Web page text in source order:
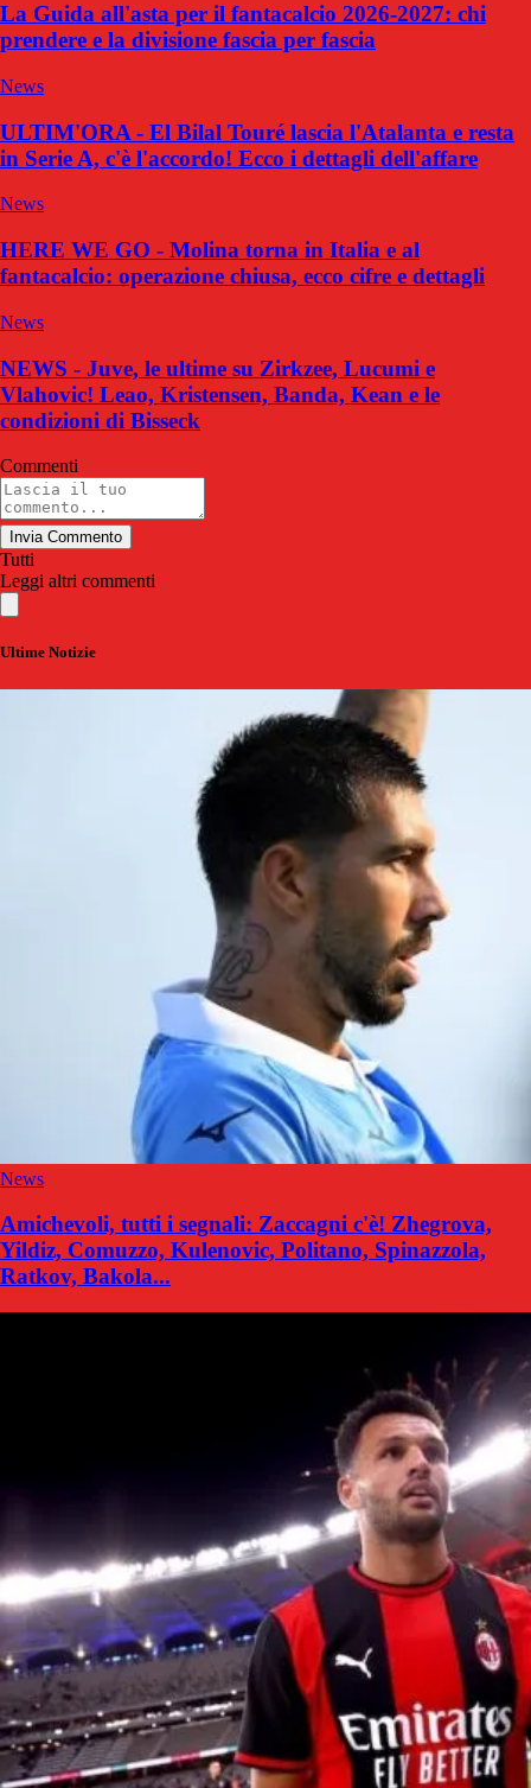
La Guida all'asta per il fantacalcio 2026-2027: chi
prendere e la divisione fascia per fascia
News
ULTIM'ORA - El Bilal Touré lascia l'Atalanta e resta
in Serie A, c'è l'accordo! Ecco i dettagli dell'affare
News
HERE WE GO - Molina torna in Italia e al
fantacalcio: operazione chiusa, ecco cifre e dettagli
News
NEWS - Juve, le ultime su Zirkzee, Lucumi e
Vlahovic! Leao, Kristensen, Banda, Kean e le
condizioni di Bisseck
Commenti
Invia Commento
Tutti
Leggi altri commenti
Ultime Notizie
News
Amichevoli, tutti i segnali: Zaccagni c'è! Zhegrova,
Yildiz, Comuzzo, Kulenovic, Politano, Spinazzola,
Ratkov, Bakola...